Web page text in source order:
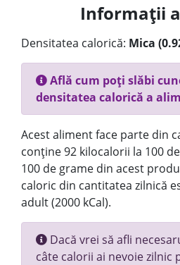
Informații
Densitatea calorică: Mica
Află cum poți slăbi
densitatea calorică a
Acest aliment face parte din
conține 92 kilocalorii la 100
100 de grame din acest
caloric din cantitatea zilnică
adult (2000 kCal).
Dacă vrei să afli
câte calorii ai nevoie zilnic